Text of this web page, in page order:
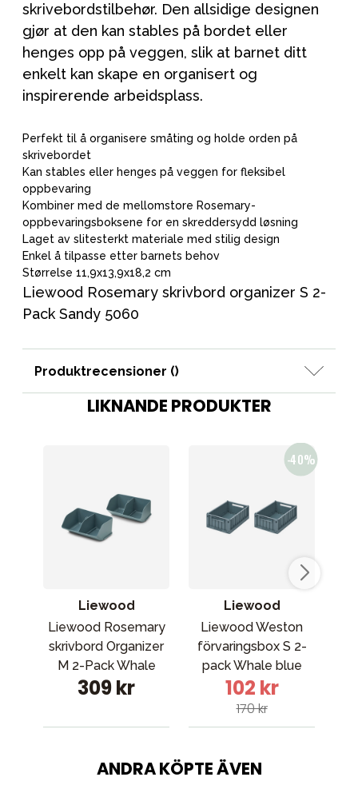
skrivebordstilbehør. Den allsidige designen
gjør at den kan stables på bordet eller
henges opp på veggen, slik at barnet ditt
enkelt kan skape en organisert og
inspirerende arbeidsplass.
Perfekt til å organisere småting og holde orden på
skrivebordet
Kan stables eller henges på veggen for fleksibel
oppbevaring
Kombiner med de mellomstore Rosemary-
oppbevaringsboksene for en skreddersydd løsning
Laget av slitesterkt materiale med stilig design
Enkel å tilpasse etter barnets behov
Størrelse 11,9x13,9x18,2 cm
Liewood Rosemary skrivbord organizer S 2-
Pack Sandy 5060
Produktrecensioner ()
LIKNANDE PRODUKTER
Liewood
Liewood Rosemary
skrivbord Organizer
M 2-Pack Whale
blue 7130
309 kr
Liewood
Liewood Weston
förvaringsbox S 2-
pack Whale blue
7130
102 kr
170 kr
ANDRA KÖPTE ÄVEN